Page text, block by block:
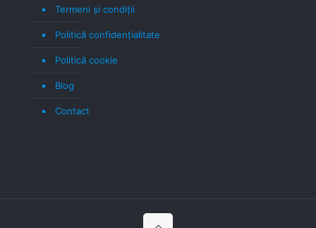
Termeni şi condiţii
Politică confidenţialitate
Politică cookie
Blog
Contact